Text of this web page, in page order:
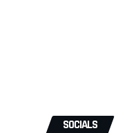
SOCIALS